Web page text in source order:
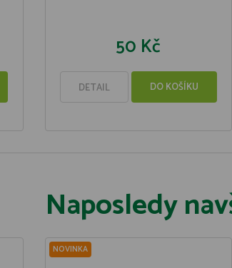
50 Kč
DETAIL DO KOŠÍKU
Naposledy
NOVINKA